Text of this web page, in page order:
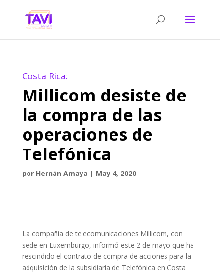
Costa Rica:
Millicom desiste de
la compra de las
operaciones de
Telefónica
por Hernán Amaya | May 4, 2020
La compañía de telecomunicaciones Millicom, con
sede en Luxemburgo, informó este 2 de mayo que ha
rescindido el contrato de compra de acciones para la
adquisición de la subsidiaria de Telefónica en Costa